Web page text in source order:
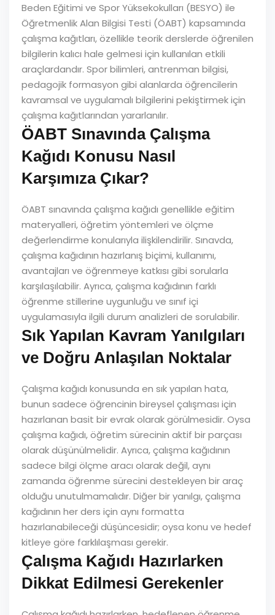
Beden Eğitimi ve Spor Yüksekokulları (BESYO) ile
Öğretmenlik Alan Bilgisi Testi (ÖABT) kapsamında
çalışma kağıtları, özellikle teorik derslerde öğrenilen
bilgilerin kalıcı hale gelmesi için kullanılan etkili
araçlardandır. Spor bilimleri, antrenman bilgisi,
pedagojik formasyon gibi alanlarda öğrencilerin
kavramsal ve uygulamalı bilgilerini pekiştirmek için
çalışma kağıtlarından yararlanılır.
ÖABT Sınavında Çalışma
Kağıdı Konusu Nasıl
Karşımıza Çıkar?
ÖABT sınavında çalışma kağıdı genellikle eğitim
materyalleri, öğretim yöntemleri ve ölçme
değerlendirme konularıyla ilişkilendirilir. Sınavda,
çalışma kağıdının hazırlanış biçimi, kullanımı,
avantajları ve öğrenmeye katkısı gibi sorularla
karşılaşılabilir. Ayrıca, çalışma kağıdının farklı
öğrenme stillerine uygunluğu ve sınıf içi
uygulamasıyla ilgili durum analizleri de sorulabilir.
Sık Yapılan Kavram Yanılgıları
ve Doğru Anlaşılan Noktalar
Çalışma kağıdı konusunda en sık yapılan hata,
bunun sadece öğrencinin bireysel çalışması için
hazırlanan basit bir evrak olarak görülmesidir. Oysa
çalışma kağıdı, öğretim sürecinin aktif bir parçası
olarak düşünülmelidir. Ayrıca, çalışma kağıdının
sadece bilgi ölçme aracı olarak değil, aynı
zamanda öğrenme sürecini destekleyen bir araç
olduğu unutulmamalıdır. Diğer bir yanılgı, çalışma
kağıdının her ders için aynı formatta
hazırlanabileceği düşüncesidir; oysa konu ve hedef
kitleye göre farklılaşması gerekir.
Çalışma Kağıdı Hazırlarken
Dikkat Edilmesi Gerekenler